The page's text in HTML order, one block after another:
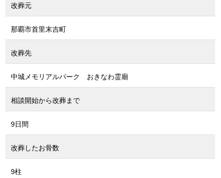
改葬元
那覇市首里末吉町
改葬先
中城メモリアルパーク おきなわ霊廟
相談開始から改葬まで
9日間
改葬したお骨数
9柱